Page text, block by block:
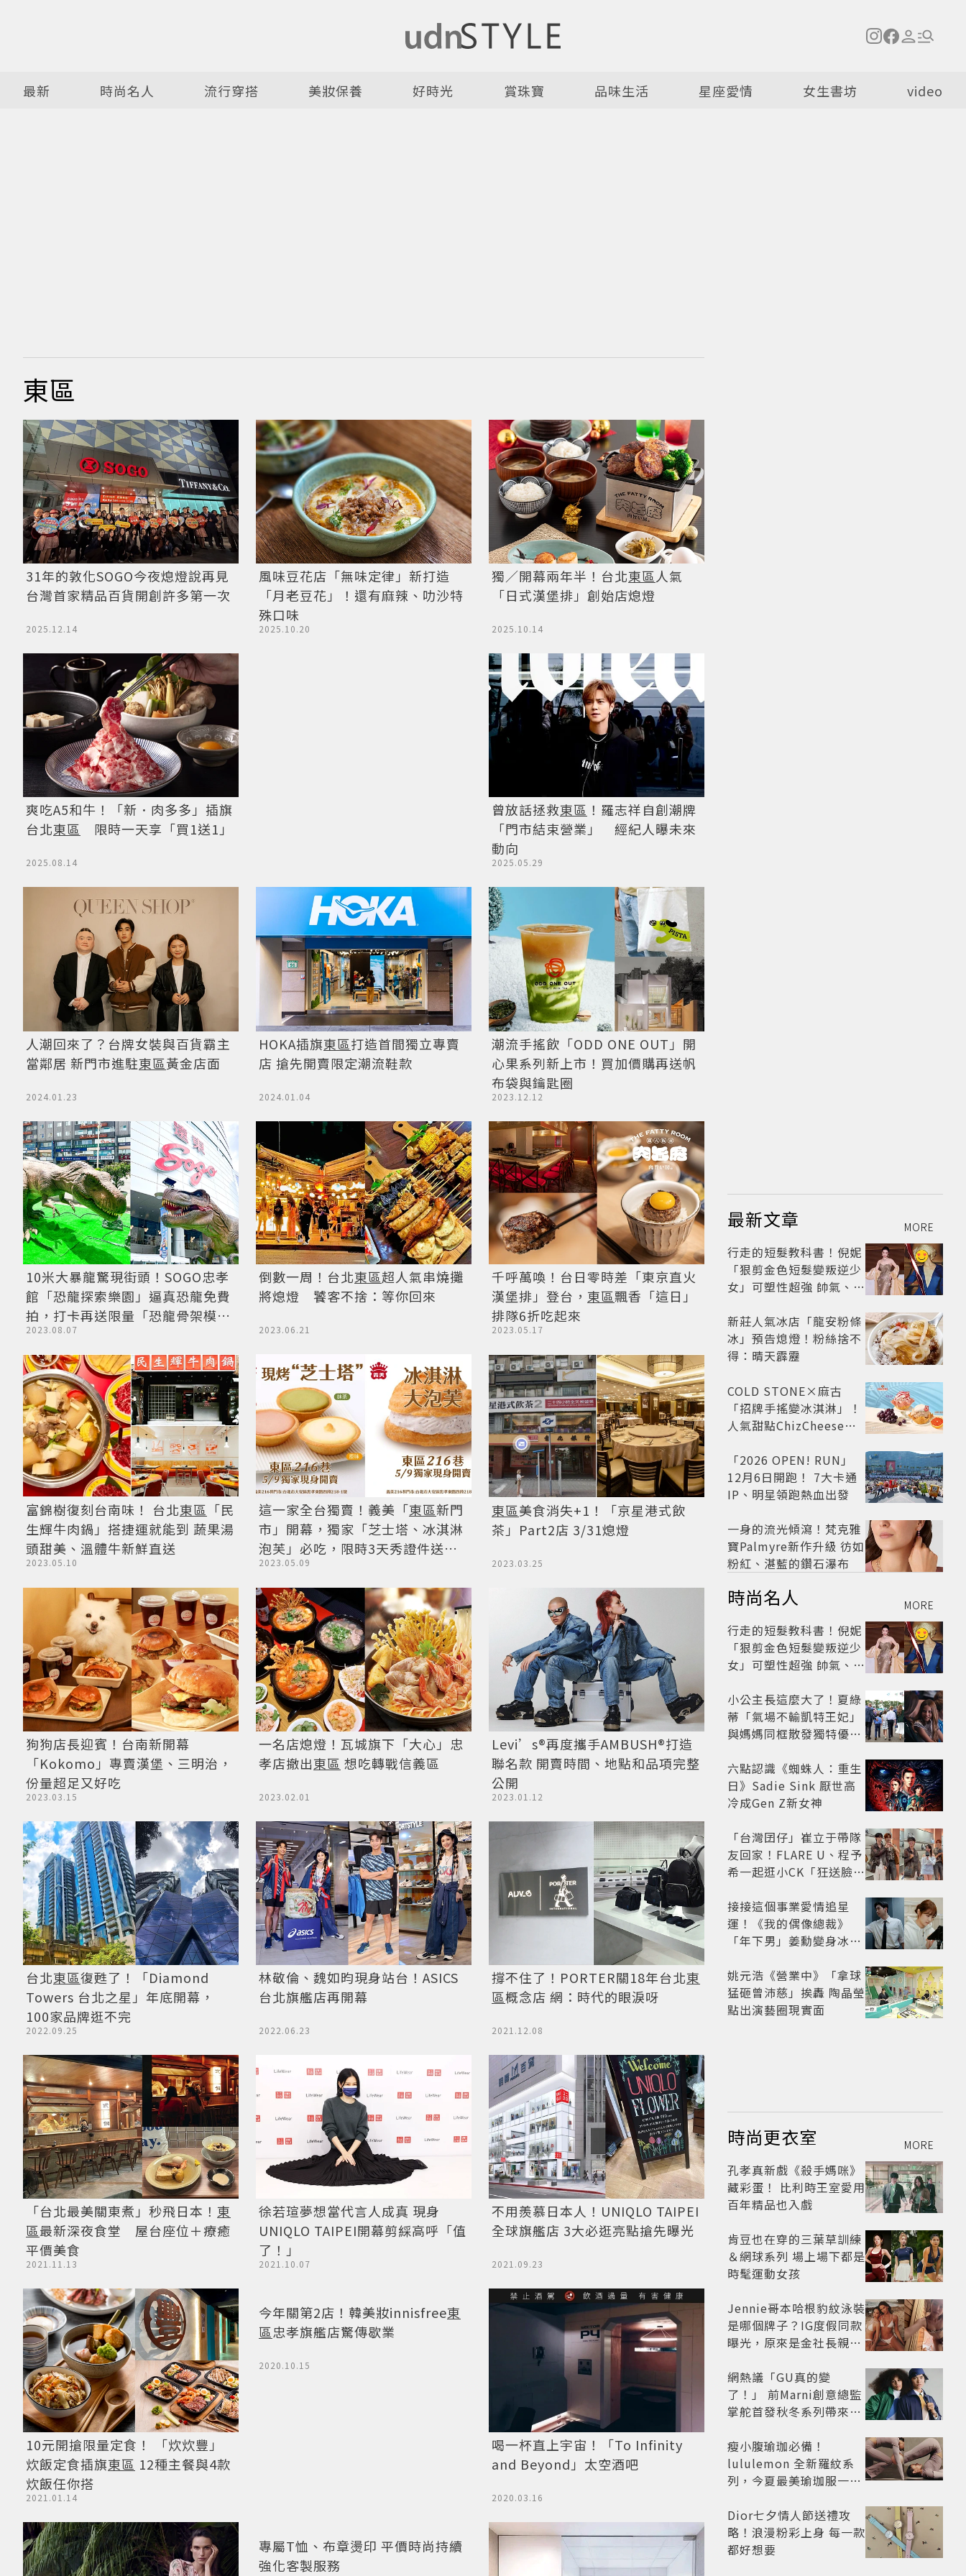
最新 時尚名人 流行穿搭 美妝保養 好時光 賞珠寶 品味生活 星座愛情 女生書坊 video
東區
31年的敦化SOGO今夜熄燈說再見
台灣首家精品百貨開創許多第一次
2025.12.14
風味豆花店「無味定律」新打造
「月老豆花」！還有麻辣、叻沙特
殊口味
2025.10.20
獨／開幕兩年半！台北東區人氣
「日式漢堡排」創始店熄燈
2025.10.14
爽吃A5和牛！「新．肉多多」插旗
台北東區 限時一天享「買1送1」
2025.08.14
曾放話拯救東區 ！羅志祥自創潮牌
「門市結束營業」 經紀人曝未來
動向
2025.05.29
人潮回來了？台牌女裝與百貨霸主
當鄰居 新門市進駐東區黃金店面
2024.01.23
HOKA插旗東區打造首間獨立專賣
店 搶先開賣限定潮流鞋款
2024.01.04
潮流手搖飲「ODD ONE OUT」開
心果系列新上市！買加價購再送帆
布袋與鑰匙圈
2023.12.12
10米大暴龍驚現街頭！SOGO忠孝
館「恐龍探索樂園」逼真恐龍免費
拍，打卡再送限量「恐龍骨架模
型」
2023.08.07
倒數一周！台北東區超人氣串燒攤
將熄燈 饕客不捨：等你回來
2023.06.21
千呼萬喚！台日零時差「東京直火
漢堡排」登台， 東區飄香「這日」
排隊6折吃起來
2023.05.17
富錦樹復刻台南味！ 台北東區 「民
生輝牛肉鍋」搭捷運就能到 蔬果湯
頭甜美、溫體牛新鮮直送
2023.05.10
這一家全台獨賣！義美「東區新門
市」開幕，獨家「芝士塔、冰淇淋
泡芙」必吃，限時3天秀證件送蛋
塔、咖啡買一送一
2023.05.09
東區美食消失+1！「京星港式飲
茶」Part2店 3/31熄燈
2023.03.25
狗狗店長迎賓！台南新開幕
「Kokomo」專賣漢堡、三明治，
份量超足又好吃
2023.03.15
一名店熄燈！瓦城旗下「大心」忠
孝店撤出東區 想吃轉戰信義區
2023.02.01
Levi’s®再度攜手AMBUSH®打造
聯名款 開賣時間、地點和品項完整
公開
2023.01.12
台北東區復甦了！「Diamond
Towers 台北之星」年底開幕，
100家品牌逛不完
2022.09.25
林敬倫、魏如昀現身站台！ASICS
台北旗艦店再開幕
2022.06.23
撐不住了！PORTER關18年台北東
區
概念店 網：時代的眼淚呀
2021.12.08
「台北最美關東煮」秒飛日本！ 東
區最新深夜食堂 屋台座位＋療癒
平價美食
2021.11.13
徐若瑄夢想當代言人成真 現身
UNIQLO TAIPEI開幕剪綵高呼「值
了！」
2021.10.07
不用羨慕日本人！UNIQLO TAIPEI
全球旗艦店 3大必逛亮點搶先曝光
2021.09.23
10元開搶限量定食！ 「炊炊豐」
炊飯定食插旗東區
炊飯任你搭
2021.01.14
喝一杯直上宇宙！「To Infinity
and Beyond」太空酒吧
2020.03.16
最新文章 MORE
行走的短髮教科書！倪妮
「狠剪金色短髮變叛逆少
女」可塑性超強 帥氣、優
新莊人氣冰店「龍安粉條
冰」預告熄燈！粉絲捨不
得：晴天霹靂
COLD STONE×麻古
「招牌手搖變冰淇淋」！
人氣甜點ChizCheese快
「2026 OPEN! RUN」
12月6日開跑！ 7大卡通
IP、明星領跑熱血出發
一身的流光傾瀉！梵克雅
寶Palmyre新作升級 彷如
粉紅、湛藍的鑽石瀑布
時尚名人 MORE
行走的短髮教科書！倪妮
「狠剪金色短髮變叛逆少
女」可塑性超強 帥氣、優
小公主長這麼大了！夏綠
蒂「氣場不輸凱特王妃」
與媽媽同框散發獨特優雅
六點認識《蜘蛛人：重生
日》Sadie Sink 厭世高
冷成Gen Z新女神
「台灣囝仔」崔立于帶隊
友回家！FLARE U、程予
希一起逛小CK「狂送臉頰
站私藏必逛名單
接接這個事業愛情追星
運！《我的偶像總裁》
「年下男」姜勳變身冰山
遇愛情
姚元浩《營業中》「拿球
猛砸曾沛慈」挨轟 陶晶瑩
點出演藝圈現實面
時尚更衣室 MORE
孔孝真新戲《殺手媽咪》
藏彩蛋！ 比利時王室愛用
百年精品也入戲
肯豆也在穿的三葉草訓練
＆網球系列 場上場下都是
時髦運動女孩
Jennie哥本哈根豹紋泳裝
是哪個牌子？IG度假同款
曝光，原來是金社長親自
薦其他4款
網熱議「GU真的變
了！」 前Marni創意總監
掌舵首發秋冬系列帶來6
瘦小腹瑜珈必備！
lululemon 全新羅紋系
列，今夏最美瑜珈服一次
Dior七夕情人節送禮攻
略！浪漫粉彩上身 每一款
都好想要